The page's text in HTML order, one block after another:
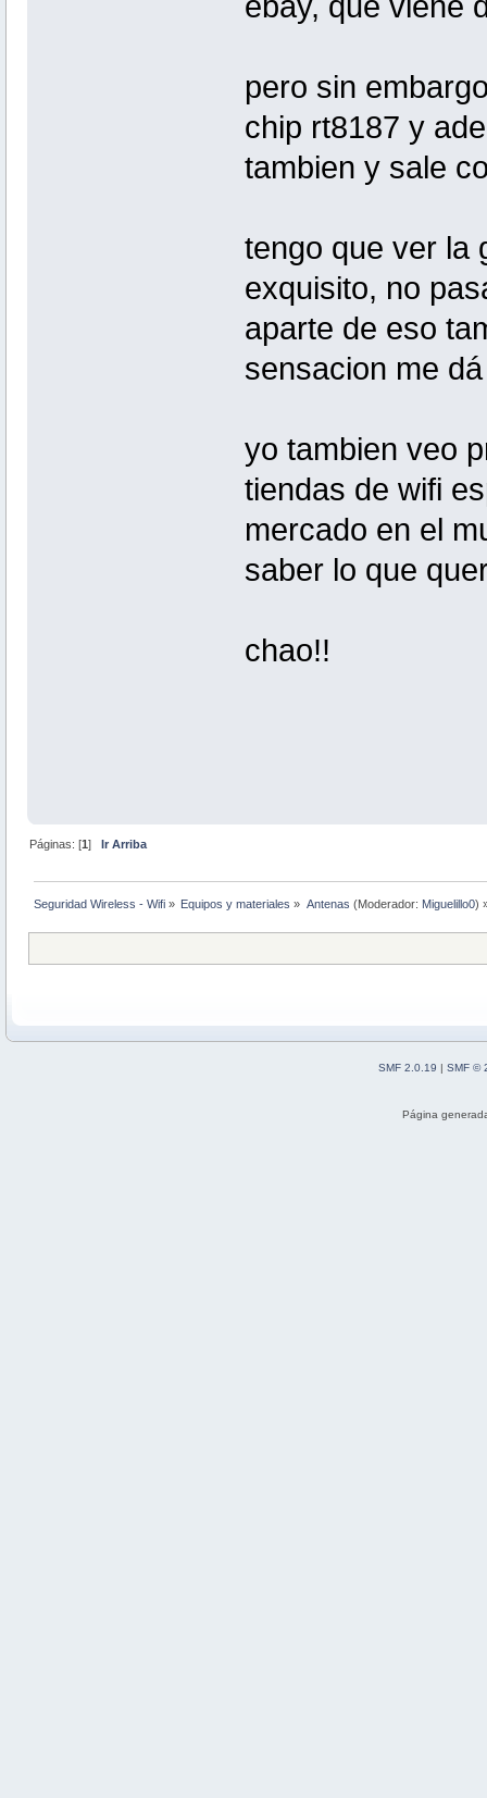
pero sin
chip rt8187 y
tambien y sale
tengo que ver la
exquisito, no
aparte de eso
sensacion me
yo tambien veo
tiendas de wifi
mercado en el
saber lo que
chao!!
Páginas: [1]Ir Arriba
Seguridad Wireless - Wifi » Equipos y materiales » Antenas (Moderador: Miguelillo0)
SMF 2.0.19 | SMF ©
Página